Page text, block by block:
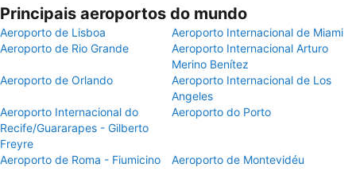
Principais aeroportos do mundo
Aeroporto de Lisboa
Aeroporto Internacional de Miami
Aeroporto de Rio Grande
Aeroporto Internacional Arturo
Merino Benítez
Aeroporto de Orlando
Aeroporto Internacional de Los
Angeles
Aeroporto Internacional do
Recife/Guararapes - Gilberto
Freyre
Aeroporto do Porto
Aeroporto de Roma - Fiumicino Aeroporto de Montevidéu